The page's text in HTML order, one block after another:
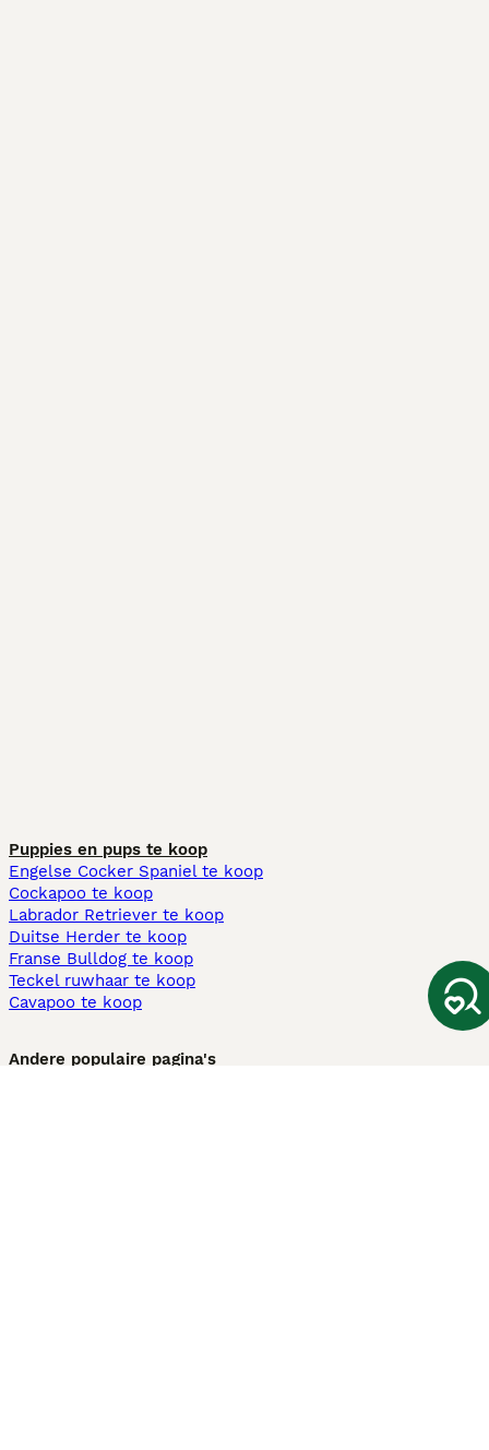
Puppies en pups te koop
Engelse Cocker Spaniel te koop
Cockapoo te koop
Labrador Retriever te koop
Duitse Herder te koop
Franse Bulldog te koop
Teckel ruwhaar te koop
Cavapoo te koop
Andere populaire pagina's